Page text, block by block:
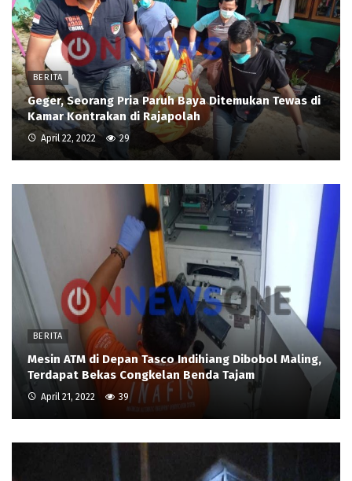
BERITA
Geger, Seorang Pria Paruh Baya Ditemukan Tewas di
Kamar Kontrakan di Rajapolah
April 22, 2022 29
BERITA
Mesin ATM di Depan Tasco Indihiang Dibobol Maling,
Terdapat Bekas Congkelan Benda Tajam
April 21, 2022 39